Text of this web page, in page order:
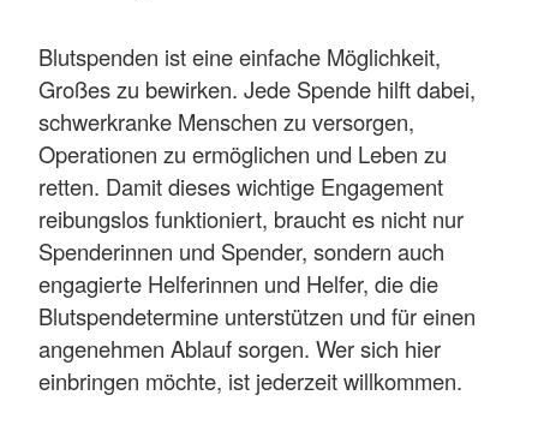
Blutspenden ist eine einfache Möglichkeit,
Großes zu bewirken. Jede Spende hilft dabei,
schwerkranke Menschen zu versorgen,
Operationen zu ermöglichen und Leben zu
retten. Damit dieses wichtige Engagement
reibungslos funktioniert, braucht es nicht nur
Spenderinnen und Spender, sondern auch
engagierte Helferinnen und Helfer, die die
Blutspendetermine unterstützen und für einen
angenehmen Ablauf sorgen. Wer sich hier
einbringen möchte, ist jederzeit willkommen.